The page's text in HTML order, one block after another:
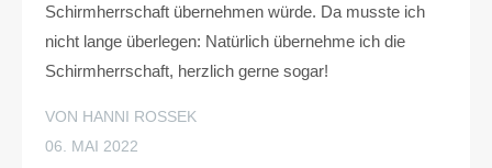
Schirmherrschaft übernehmen würde. Da musste ich
nicht lange überlegen: Natürlich übernehme ich die
Schirmherrschaft, herzlich gerne sogar!
VON HANNI ROSSEK
06. MAI 2022